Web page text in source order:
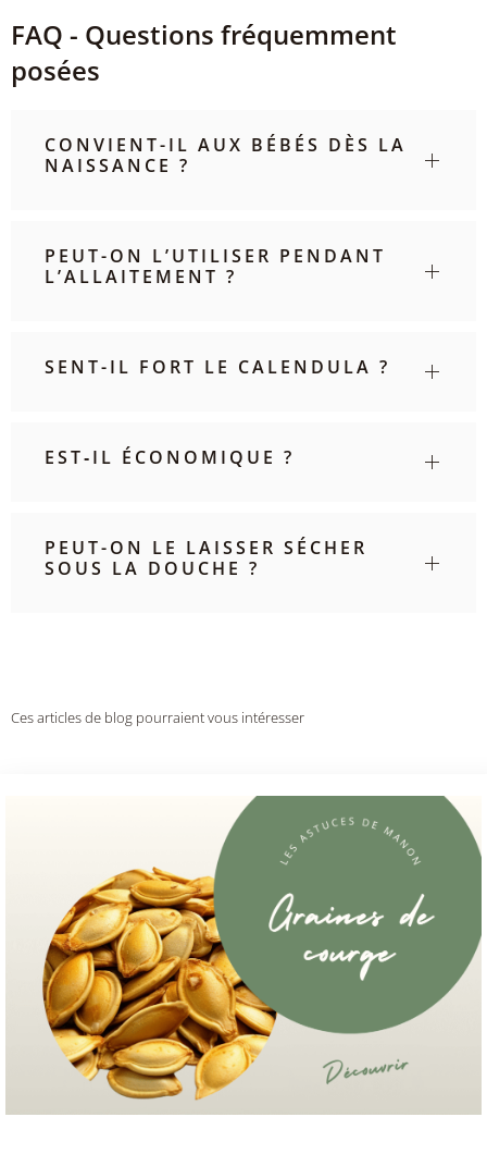
FAQ - Questions fréquemment
posées
CONVIENT-IL AUX BÉBÉS DÈS LA
NAISSANCE ?
PEUT-ON L’UTILISER PENDANT
L’ALLAITEMENT ?
SENT-IL FORT LE CALENDULA ?
EST‑IL ÉCONOMIQUE ?
PEUT-ON LE LAISSER SÉCHER
SOUS LA DOUCHE ?
Ces articles de blog pourraient vous intéresser